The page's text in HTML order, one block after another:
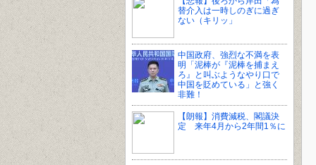
替介入は一時しのぎに過ぎ
ない（キリッ」
中国政府、強烈な不満を表
明「泥棒が『泥棒を捕まえ
ろ』と叫ぶようなやり口で
中国を貶めている」と強く
非難！
【朗報】消費減税、閣議決
定 来年4月から2年間1％に